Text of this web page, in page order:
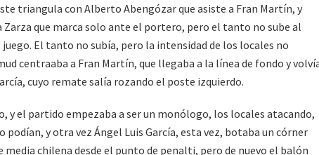
triangula con Alberto Abengózar que asiste a Fran Martín, y
Zarza que marca solo ante el portero, pero el tanto no sube al
El tanto no subía, pero la intensidad de los locales no
centraaba a Fran Martín, que llegaba a la línea de fondo y
cuyo remate salía rozando el poste izquierdo.
y el partido empezaba a ser un monólogo, los locales atacando,
y otra vez Ángel Luis García, esta vez, botaba un córner
media chilena desde el punto de penalti, pero de nuevo el balón